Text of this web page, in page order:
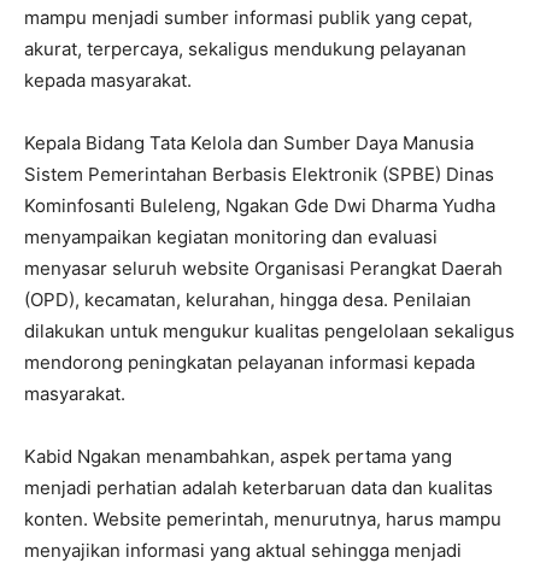
mampu menjadi sumber informasi publik yang cepat,
akurat, terpercaya, sekaligus mendukung pelayanan
kepada masyarakat.
Kepala Bidang Tata Kelola dan Sumber Daya Manusia
Sistem Pemerintahan Berbasis Elektronik (SPBE) Dinas
Kominfosanti Buleleng, Ngakan Gde Dwi Dharma Yudha
menyampaikan kegiatan monitoring dan evaluasi
menyasar seluruh website Organisasi Perangkat Daerah
(OPD), kecamatan, kelurahan, hingga desa. Penilaian
dilakukan untuk mengukur kualitas pengelolaan sekaligus
mendorong peningkatan pelayanan informasi kepada
masyarakat.
Kabid Ngakan menambahkan, aspek pertama yang
menjadi perhatian adalah keterbaruan data dan kualitas
konten. Website pemerintah, menurutnya, harus mampu
menyajikan informasi yang aktual sehingga menjadi